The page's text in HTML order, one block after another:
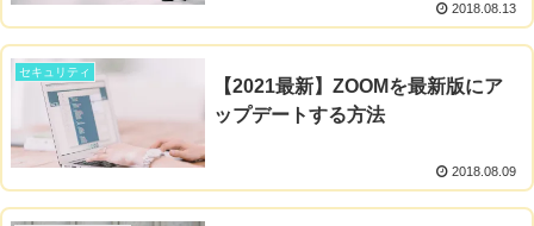
2018.08.13
セキュリティ
【2021最新】ZOOMを最新版にア
ップデートする方法
2018.08.09